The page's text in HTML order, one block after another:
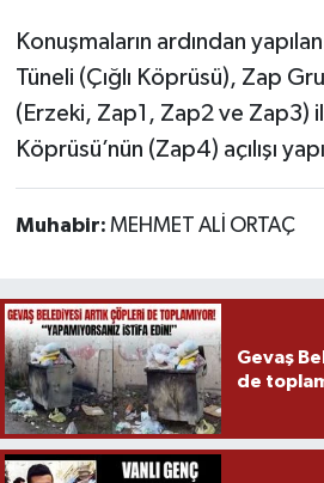
Konuşmaların ardından
Tüneli (Çığlı Köprüsü), Zap
(Erzeki, Zap1, Zap2 ve Zap3)
Köprüsü’nün (Zap4) açılışı
Muhabir: MEHMET ALİ ORTAÇ
Gevaş
de